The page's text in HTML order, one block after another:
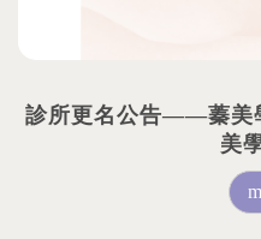
診所更名公告——蓁美
美